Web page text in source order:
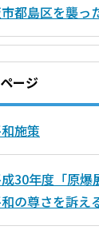
都島区を襲っ
ージ
施策
30年度「原爆
の尊さを訴え